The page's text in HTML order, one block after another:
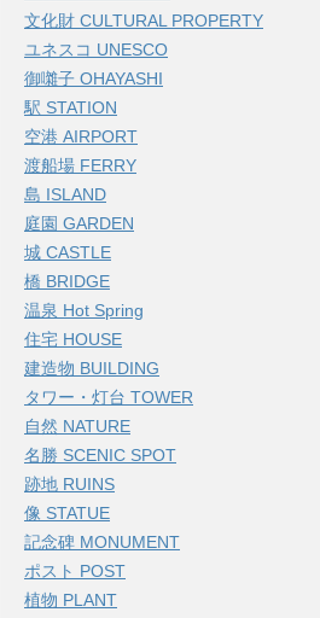
文化財 CULTURAL PROPERTY
ユネスコ UNESCO
御囃子 OHAYASHI
駅 STATION
空港 AIRPORT
渡船場 FERRY
島 ISLAND
庭園 GARDEN
城 CASTLE
橋 BRIDGE
温泉 Hot Spring
住宅 HOUSE
建造物 BUILDING
タワー・灯台 TOWER
自然 NATURE
名勝 SCENIC SPOT
跡地 RUINS
像 STATUE
記念碑 MONUMENT
ポスト POST
植物 PLANT